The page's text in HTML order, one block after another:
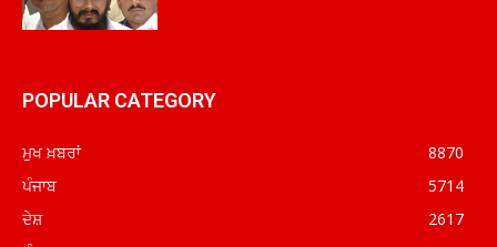
POPULAR CATEGORY
ਮੁਖ ਖ਼ਬਰਾਂ
8870
ਪੰਜਾਬ
5714
ਦੇਸ਼
2617